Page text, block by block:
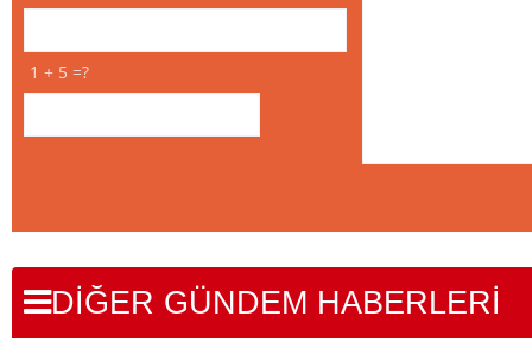
1 + 5 =?
DİĞER GÜNDEM HABERLERİ